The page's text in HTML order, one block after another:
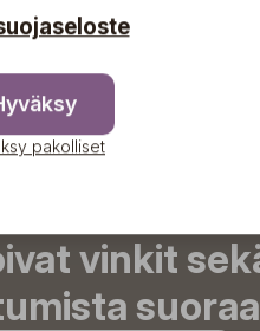
vinkit
pakolliset